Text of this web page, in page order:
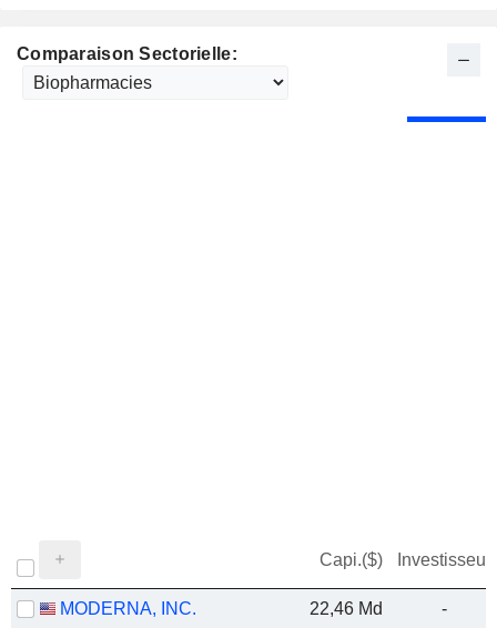
Comparaison Sectorielle:
Capi.($) Investisseur
MODERNA, INC. 22,46 Md -